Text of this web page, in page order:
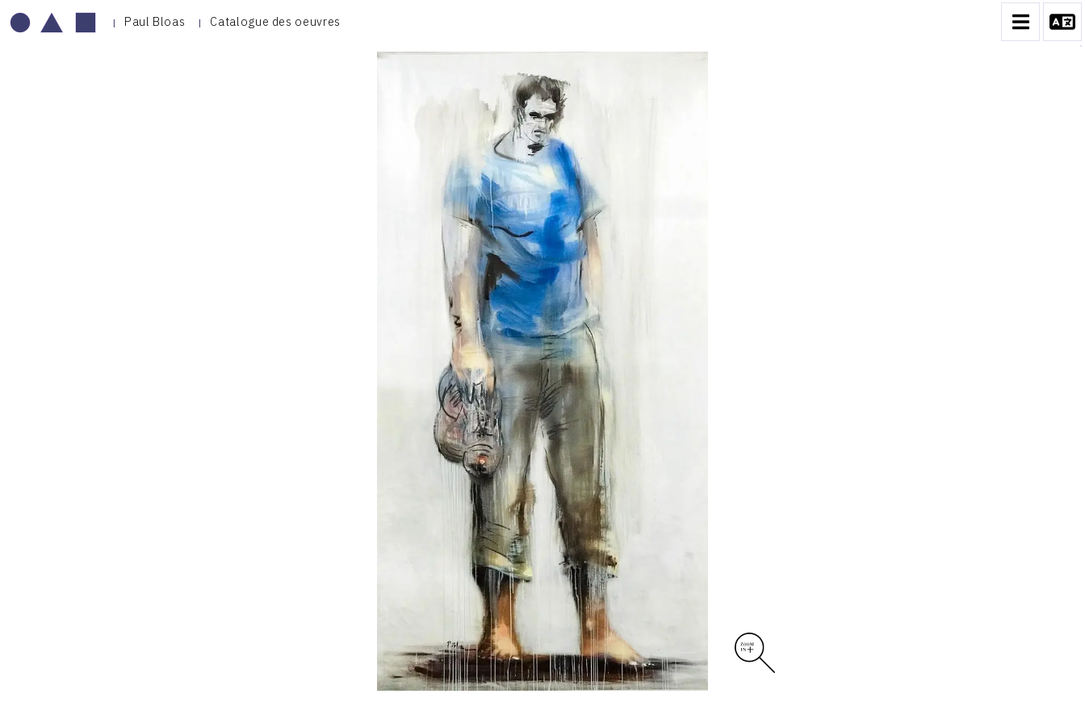
Paul Bloas Catalogue des oeuvres
CONTACT